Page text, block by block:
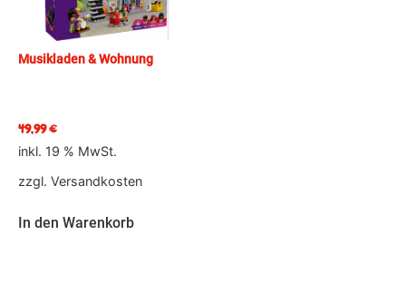
Musikladen & Wohnung
49,99€
inkl. 19 % MwSt.
zzgl. Versandkosten
In den Warenkorb